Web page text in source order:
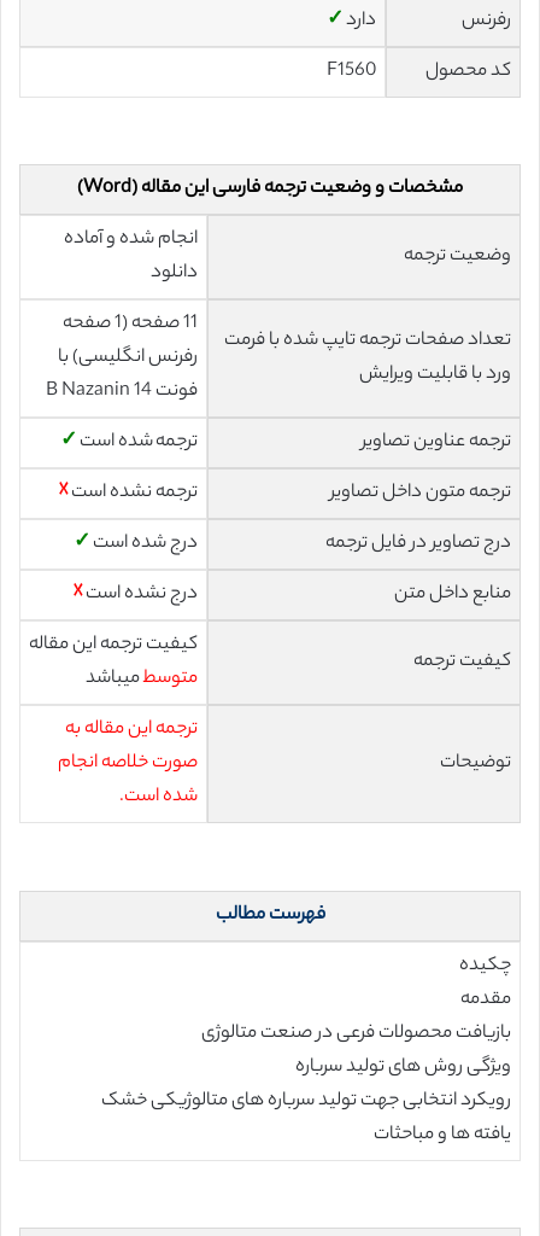
رفرنس
دارد✓
کد محصول
F1560
مشخصات و وضعیت ترجمه فارسی این مقاله (Word)
وضعیت ترجمه
انجام شده و آماده
دانلود
تعداد صفحات ترجمه تایپ شده با فرمت
ورد با قابلیت ویرایش
11 صفحه (1 صفحه
رفرنس انگلیسی) با
فونت 14 B Nazanin
ترجمه عناوین تصاویر
ترجمه شده است ✓
ترجمه متون داخل تصاویر
ترجمه نشده است☓
درج تصاویر در فایل ترجمه
درج شده است ✓
منابع داخل متن
درج نشده است☓
کیفیت ترجمه
کیفیت ترجمه این مقاله
متوسطمیباشد
توضیحات
ترجمه این مقاله به
صورت خلاصه انجام
شده است.
فهرست مطالب
چکیده
مقدمه
بازیافت محصولات فرعی در صنعت متالوژی
ویژگی روش های تولید سرباره
رویکرد انتخابی جهت تولید سرباره های متالوژیکی خشک
یافته ها و مباحثات